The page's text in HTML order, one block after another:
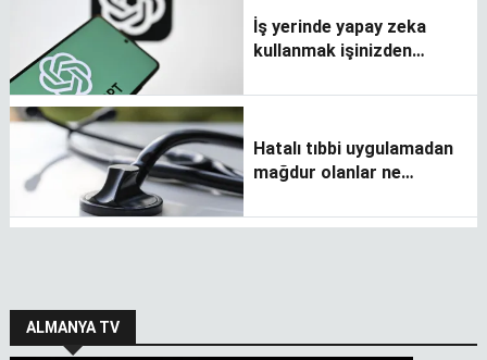
İş yerinde yapay zeka
kullanmak işinizden
Hatalı tıbbi uygulamadan
mağdur olanlar ne
ALMANYA TV